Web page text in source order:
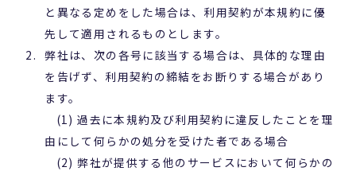
と異なる定めをした場合は、利用契約が本規約に優
先して適用されるものとします。
弊社は、次の各号に該当する場合は、具体的な理由
を告げず、利用契約の締結をお断りする場合があり
ます。
(1) 過去に本規約及び利用契約に違反したことを理
由にして何らかの処分を受けた者である場合
(2) 弊社が提供する他のサービスにおいて何らかの